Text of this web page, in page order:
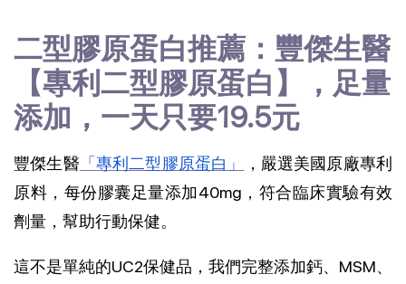
二型膠原蛋白推薦：豐傑生醫
【專利二型膠原蛋白】，足量
添加，一天只要19.5元
豐傑生醫 「專利二型膠原蛋白」
，嚴選美國原廠專利
原料，每份膠囊足量添加40mg，符合臨床實驗有效
劑量，幫助行動保健。
這不是單純的UC2保健品，我們完整添加鈣、MSM、